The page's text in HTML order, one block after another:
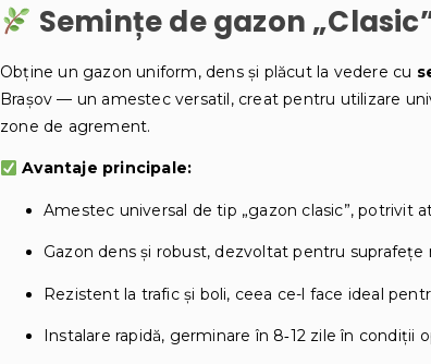
Semințe de gazon
Obține un gazon uniform, dens și plăcut la vedere cu
Brașov — un amestec versatil, creat pentru utilizare
zone de agrement.
Avantaje principale:
Amestec universal de tip „gazon clasic”, potrivit
Gazon dens şi robust, dezvoltat pentru suprafeţe
Rezistent la trafic şi boli, ceea ce-l face ideal
Instalare rapidă, germinare în 8‑12 zile în condiţii